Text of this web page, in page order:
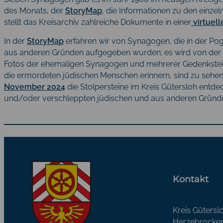
des Monats, derStoryMap, die Informationen zu den
stellt das Kreisarchiv zahlreiche Dokumente in einer
In derStoryMap erfahren wir von Synagogen, die in der
aus anderen Gründen aufgegeben wurden; es wird von
Fotos der ehemaligen Synagogen und mehrerer
die ermordeten jüdischen Menschen erinnern, sind zu
November 2024 die Stolpersteine im Kreis Gütersloh
und/oder verschleppten jüdischen und aus anderen
Kontakt
Kreis